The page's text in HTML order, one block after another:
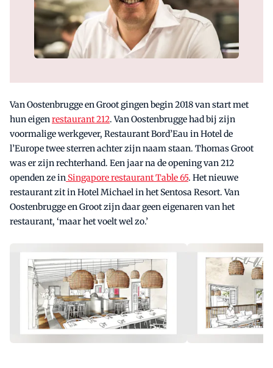
Van Oostenbrugge en Groot gingen begin 2018 van start met
hun eigenrestaurant 212. Van Oostenbrugge had bij zijn
voormalige werkgever, Restaurant Bord’Eau in Hotel de
l’Europe twee sterren achter zijn naam staan. Thomas Groot
was er zijn rechterhand. Een jaar na de opening van 212
openden ze in Singapore restaurant Table 65. Het nieuwe
restaurant zit in Hotel Michael in het Sentosa Resort. Van
Oostenbrugge en Groot zijn daar geen eigenaren van het
restaurant, ‘maar het voelt wel zo.’